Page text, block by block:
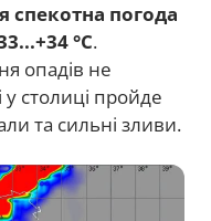
спекотна погода
°C.
опадів не
столиці пройде
та сильні зливи.